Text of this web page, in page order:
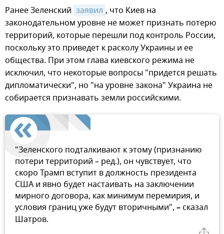
Ранее Зеленский заявил , что Киев на
законодательном уровне не может признать потерю
территорий, которые перешли под контроль России,
поскольку это приведет к расколу Украины и ее
общества. При этом глава киевского режима не
исключил, что некоторые вопросы "придется решать
дипломатически", но "на уровне закона" Украина не
собирается признавать земли российскими.
"Зеленского подталкивают к этому (признанию
потери территорий – ред.), он чувствует, что
скоро Трамп вступит в должность президента
США и явно будет настаивать на заключении
мирного договора, как минимум перемирия, и
условия границ уже будут вторичными", – сказал
Шатров.